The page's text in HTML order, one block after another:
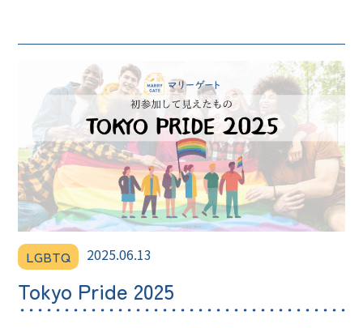
LGBTQ 2025.06.13
Tokyo Pride 2025